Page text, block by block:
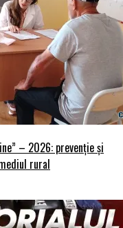
– 2026: prevenție și
rural